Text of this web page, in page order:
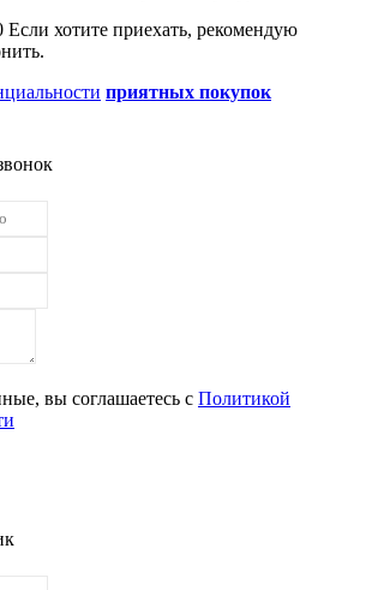
хотите приехать, рекомендую
приятных покупок
вы соглашаетесь с Политикой